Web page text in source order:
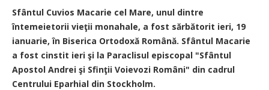
Sfântul Cuvios Macarie cel Mare, unul dintre
întemeietorii vieţii monahale, a fost sărbătorit ieri, 19
ianuarie, în Biserica Ortodoxă Română. Sfântul Macarie
a fost cinstit ieri şi la Paraclisul episcopal "Sfântul
Apostol Andrei şi Sfinţii Voievozi Români" din cadrul
Centrului Eparhial din Stockholm.